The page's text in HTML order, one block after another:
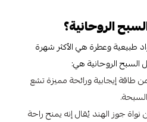
الروحانية؟
وعطرة هي الأكثر شهرة
الروحانية هي:
إيجابية ورائحة مميزة تشع
الهند يُقال إنه يمنح راحة